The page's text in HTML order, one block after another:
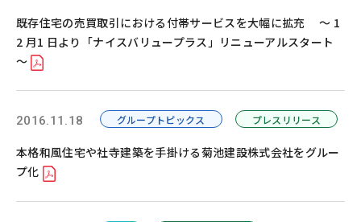
既存住宅の売買取引における付帯サービスを大幅に拡充 ～ 1
2 月1 日より「ナイスバリュープラス」リニューアルスタート
～
2016.11.18 グループトピックス プレスリリース
本格和風住宅や社寺建築を手掛ける菊池建設株式会社をグルー
プ化